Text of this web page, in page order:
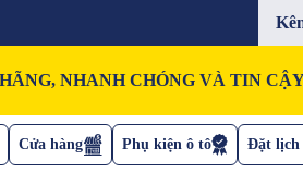
NHANH CHÓNG VÀ TIN
Cửa hàng Phụ kiện ô tô Đặt lịch